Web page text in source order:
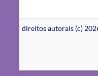
direitos autorais (c)